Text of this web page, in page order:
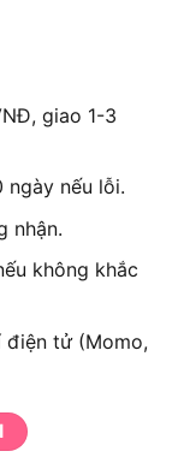
giao 1-3
ngày nếu lỗi.
nhận.
không khắc
điện tử (Momo,